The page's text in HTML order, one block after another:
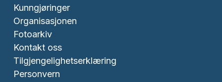
Kunngjøringer
Organisasjonen
Fotoarkiv
Kontakt oss
Tilgjengelighetserklæring
Personvern